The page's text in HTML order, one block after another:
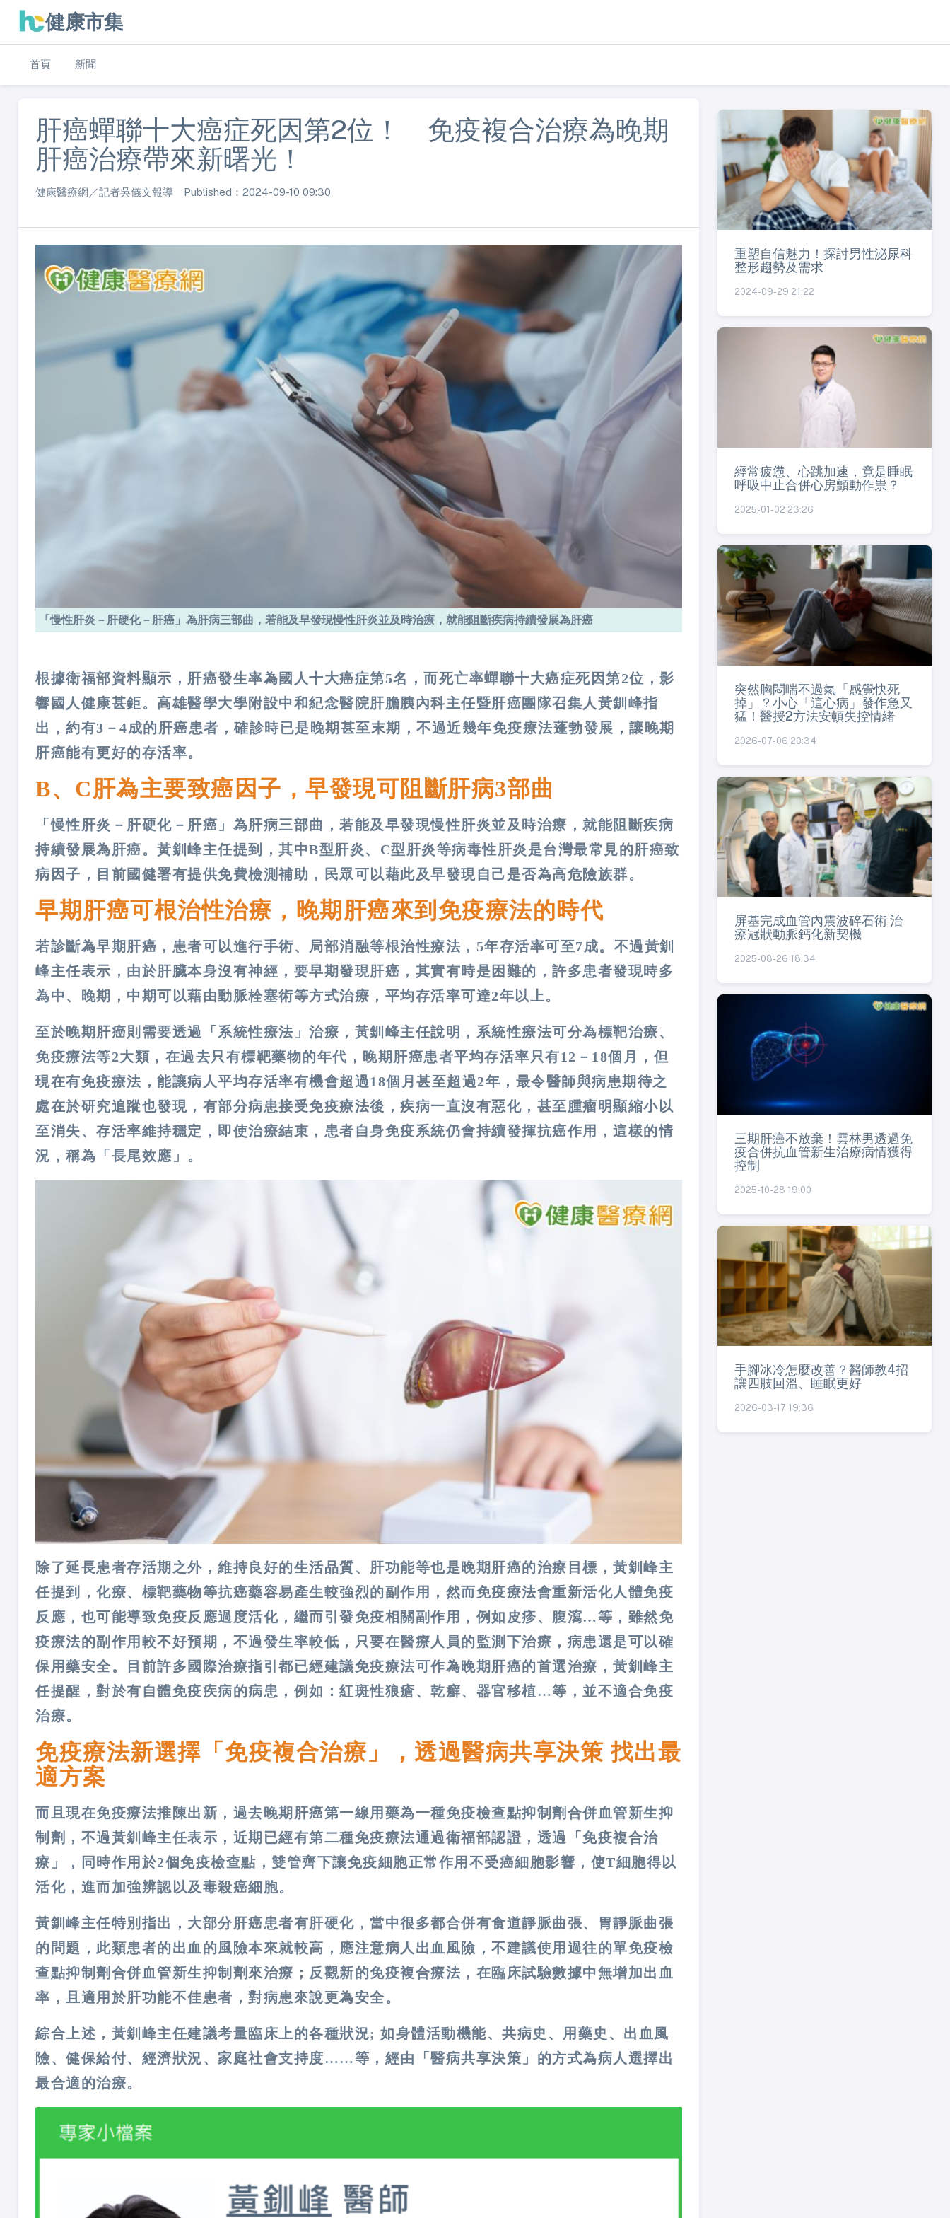
健康市集
首頁 新聞
肝癌蟬聯十大癌症死因第2位！ 免疫複合治療為晚期
肝癌治療帶來新曙光！
健康醫療網／記者吳儀文報導 Published：2024-09-10 09:30
「慢性肝炎－肝硬化－肝癌」為肝病三部曲，若能及早發現慢性肝炎並及時治療，就能阻斷疾病持續發展為肝癌
根據衛福部資料顯示，肝癌發生率為國人十大癌症第5名，而死亡率蟬聯十大癌症死因第2位，影
響國人健康甚鉅。高雄醫學大學附設中和紀念醫院肝膽胰內科主任暨肝癌團隊召集人黃釧峰指
出，約有3－4成的肝癌患者，確診時已是晚期甚至末期，不過近幾年免疫療法蓬勃發展，讓晚期
肝癌能有更好的存活率。
B、C肝為主要致癌因子，早發現可阻斷肝病3部曲
「慢性肝炎－肝硬化－肝癌」為肝病三部曲，若能及早發現慢性肝炎並及時治療，就能阻斷疾病
持續發展為肝癌。黃釧峰主任提到，其中B型肝炎、C型肝炎等病毒性肝炎是台灣最常見的肝癌致
病因子，目前國健署有提供免費檢測補助，民眾可以藉此及早發現自己是否為高危險族群。
早期肝癌可根治性治療，晚期肝癌來到免疫療法的時代
若診斷為早期肝癌，患者可以進行手術、局部消融等根治性療法，5年存活率可至7成。不過黃釧
峰主任表示，由於肝臟本身沒有神經，要早期發現肝癌，其實有時是困難的，許多患者發現時多
為中、晚期，中期可以藉由動脈栓塞術等方式治療，平均存活率可達2年以上。
至於晚期肝癌則需要透過「系統性療法」治療，黃釧峰主任說明，系統性療法可分為標靶治療、
免疫療法等2大類，在過去只有標靶藥物的年代，晚期肝癌患者平均存活率只有12－18個月，但
現在有免疫療法，能讓病人平均存活率有機會超過18個月甚至超過2年，最令醫師與病患期待之
處在於研究追蹤也發現，有部分病患接受免疫療法後，疾病一直沒有惡化，甚至腫瘤明顯縮小以
至消失、存活率維持穩定，即使治療結束，患者自身免疫系統仍會持續發揮抗癌作用，這樣的情
況，稱為「長尾效應」。
除了延長患者存活期之外，維持良好的生活品質、肝功能等也是晚期肝癌的治療目標，黃釧峰主
任提到，化療、標靶藥物等抗癌藥容易產生較強烈的副作用，然而免疫療法會重新活化人體免疫
反應，也可能導致免疫反應過度活化，繼而引發免疫相關副作用，例如皮疹、腹瀉…等，雖然免
疫療法的副作用較不好預期，不過發生率較低，只要在醫療人員的監測下治療，病患還是可以確
保用藥安全。目前許多國際治療指引都已經建議免疫療法可作為晚期肝癌的首選治療，黃釧峰主
任提醒，對於有自體免疫疾病的病患，例如：紅斑性狼瘡、乾癬、器官移植…等，並不適合免疫
治療。
免疫療法新選擇「免疫複合治療」，透過醫病共享決策 找出最
適方案
而且現在免疫療法推陳出新，過去晚期肝癌第一線用藥為一種免疫檢查點抑制劑合併血管新生抑
制劑，不過黃釧峰主任表示，近期已經有第二種免疫療法通過衛福部認證，透過「免疫複合治
療」，同時作用於2個免疫檢查點，雙管齊下讓免疫細胞正常作用不受癌細胞影響，使T細胞得以
活化，進而加強辨認以及毒殺癌細胞。
黃釧峰主任特別指出，大部分肝癌患者有肝硬化，當中很多都合併有食道靜脈曲張、胃靜脈曲張
的問題，此類患者的出血的風險本來就較高，應注意病人出血風險，不建議使用過往的單免疫檢
查點抑制劑合併血管新生抑制劑來治療；反觀新的免疫複合療法，在臨床試驗數據中無增加出血
率，且適用於肝功能不佳患者，對病患來說更為安全。
綜合上述，黃釧峰主任建議考量臨床上的各種狀況; 如身體活動機能、共病史、用藥史、出血風
險、健保給付、經濟狀況、家庭社會支持度……等，經由「醫病共享決策」的方式為病人選擇出
最合適的治療。
重塑自信魅力！探討男性泌尿科
整形趨勢及需求
2024-09-29 21:22
經常疲憊、心跳加速，竟是睡眠
呼吸中止合併心房顫動作祟？
2025-01-02 23:26
突然胸悶喘不過氣「感覺快死
掉」？小心「這心病」發作急又
猛！醫授2方法安頓失控情緒
2026-07-06 20:34
屏基完成血管內震波碎石術 治
療冠狀動脈鈣化新契機
2025-08-26 18:34
三期肝癌不放棄！雲林男透過免
疫合併抗血管新生治療病情獲得
控制
2025-10-28 19:00
手腳冰冷怎麼改善？醫師教4招
讓四肢回溫、睡眠更好
2026-03-17 19:36